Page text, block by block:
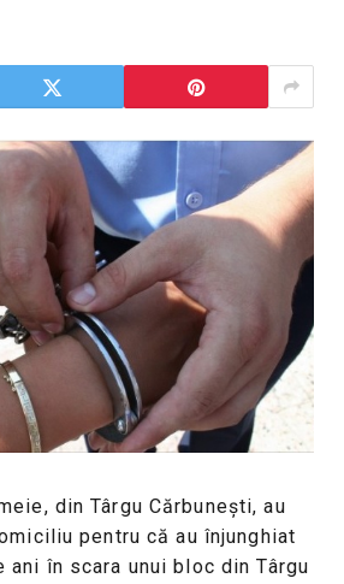
din Târgu Cărbunești, au
pentru că au înjunghiat
ani în scara unui bloc din Târgu